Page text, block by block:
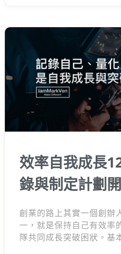
效率自我成長
錄與制定計劃
創業的路上其實一個創辦
一，就是保持自己有效率
隊共同成長突破困狀。基